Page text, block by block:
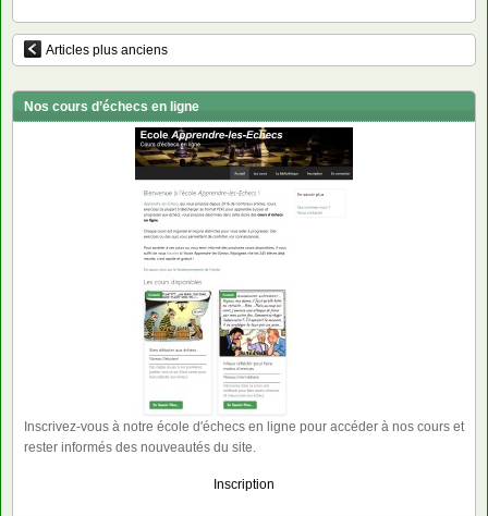
Articles plus anciens
Nos cours d’échecs en ligne
Inscrivez-vous à notre école d'échecs en ligne pour accéder à nos cours et
rester informés des nouveautés du site.
Inscription